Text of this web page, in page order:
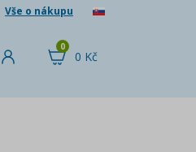
Vše o nákupu
0 Kč
0